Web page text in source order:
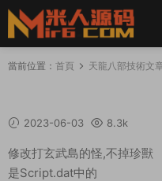
當前位置： 首頁 天龍八部技術文
2023-06-03 8.3k
修改打玄武島的怪,不掉珍獸
是Script.dat中的